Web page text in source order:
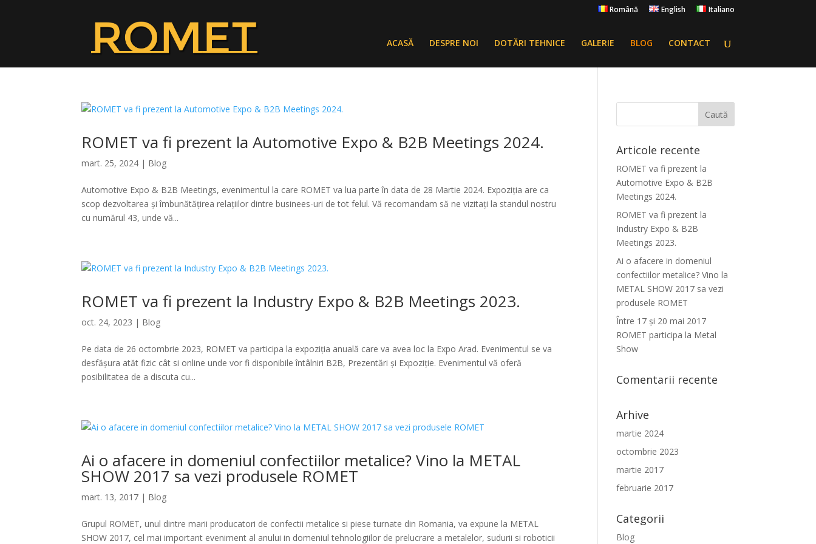
Română English Italiano
ACASĂ DESPRE NOI DOTĂRI TEHNICE GALERIE BLOG CONTACT
ROMET va fi prezent la Automotive Expo & B2B Meetings 2024.
mart. 25, 2024 | Blog
Automotive Expo & B2B Meetings, evenimentul la care ROMET va lua parte în data de 28 Martie 2024. Expoziția are ca
scop dezvoltarea și îmbunătățirea relațiilor dintre businees-uri de tot felul. Vă recomandam să ne vizitați la standul nostru
cu numărul 43, unde vă...
ROMET va fi prezent la Industry Expo & B2B Meetings 2023.
oct. 24, 2023 | Blog
Pe data de 26 octombrie 2023, ROMET va participa la expoziția anuală care va avea loc la Expo Arad. Evenimentul se va
desfășura atăt fizic cât si online unde vor fi disponibile întâlniri B2B, Prezentări și Expoziție. Evenimentul vă oferă
posibilitatea de a discuta cu...
Ai o afacere in domeniul confectiilor metalice? Vino la METAL
SHOW 2017 sa vezi produsele ROMET
mart. 13, 2017 | Blog
Grupul ROMET, unul dintre marii producatori de confectii metalice si piese turnate din Romania, va expune la METAL
SHOW 2017, cel mai important eveniment al anului in domeniul tehnologiilor de prelucrare a metalelor, sudurii si roboticii
Articole recente
ROMET va fi prezent la
Automotive Expo & B2B
Meetings 2024.
ROMET va fi prezent la
Industry Expo & B2B
Meetings 2023.
Ai o afacere in domeniul
confectiilor metalice? Vino la
METAL SHOW 2017 sa vezi
produsele ROMET
Între 17 şi 20 mai 2017
ROMET participa la Metal
Show
Comentarii recente
Arhive
martie 2024
octombrie 2023
martie 2017
februarie 2017
Categorii
Blog